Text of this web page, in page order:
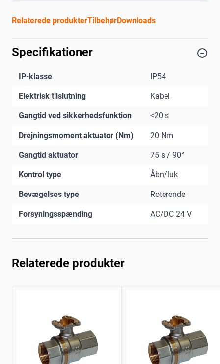
Relaterede produkterTilbehørDownloads
Specifikationer
IP-klasse IP54
Elektrisk tilslutning Kabel
Gangtid ved sikkerhedsfunktion <20 s
Drejningsmoment aktuator (Nm) 20 Nm
Gangtid aktuator 75 s / 90°
Kontrol type Åbn/luk
Bevægelses type Roterende
Forsyningsspænding AC/DC 24 V
Relaterede produkter